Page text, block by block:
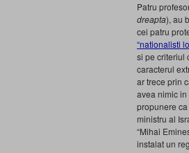
Patru
dreapta), au
cei patru
“nationalisti
si pe criteriul
caracterul
ar trece prin
avea nimic in
propunere
ministru al
“Mihai
instalat un